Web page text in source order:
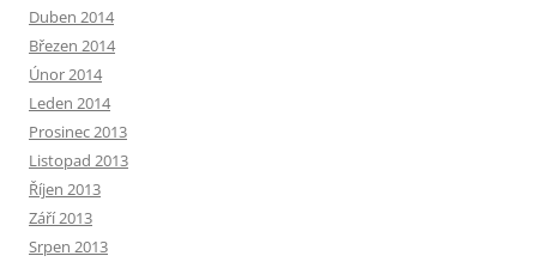
Duben 2014
Březen 2014
Únor 2014
Leden 2014
Prosinec 2013
Listopad 2013
Říjen 2013
Září 2013
Srpen 2013